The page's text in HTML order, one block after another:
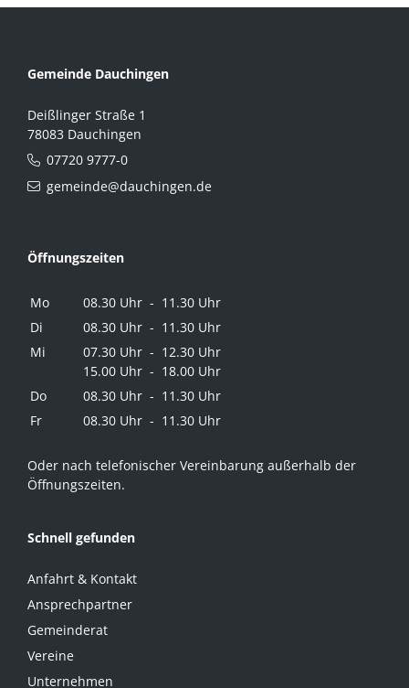
Gemeinde Dauchingen
Deißlinger Straße 1
78083 Dauchingen
07720 9777-0
gemeinde@dauchingen.de
Öffnungszeiten
Mo
08.30 Uhr - 11.30 Uhr
Di
08.30 Uhr - 11.30 Uhr
Mi
07.30 Uhr - 12.30 Uhr
15.00 Uhr - 18.00 Uhr
Do
08.30 Uhr - 11.30 Uhr
Fr
08.30 Uhr - 11.30 Uhr
Oder nach telefonischer Vereinbarung außerhalb der
Öffnungszeiten.
Schnell gefunden
Anfahrt & Kontakt
Ansprechpartner
Gemeinderat
Vereine
Unternehmen